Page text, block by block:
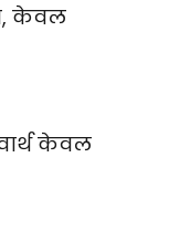
केवल
केवल